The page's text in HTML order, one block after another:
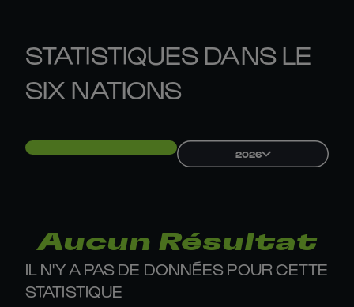
STATISTIQUES DANS LE
SIX NATIONS
2026
Aucun Résultat
IL N'Y A PAS DE DONNÉES POUR CETTE
STATISTIQUE